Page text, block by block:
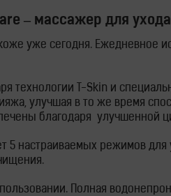
– массажер для
уже сегодня. Ежедневное
технологии T-Skin и
улучшая в то же время
благодаря улучшенной
5 настраиваемых режимов
Полная